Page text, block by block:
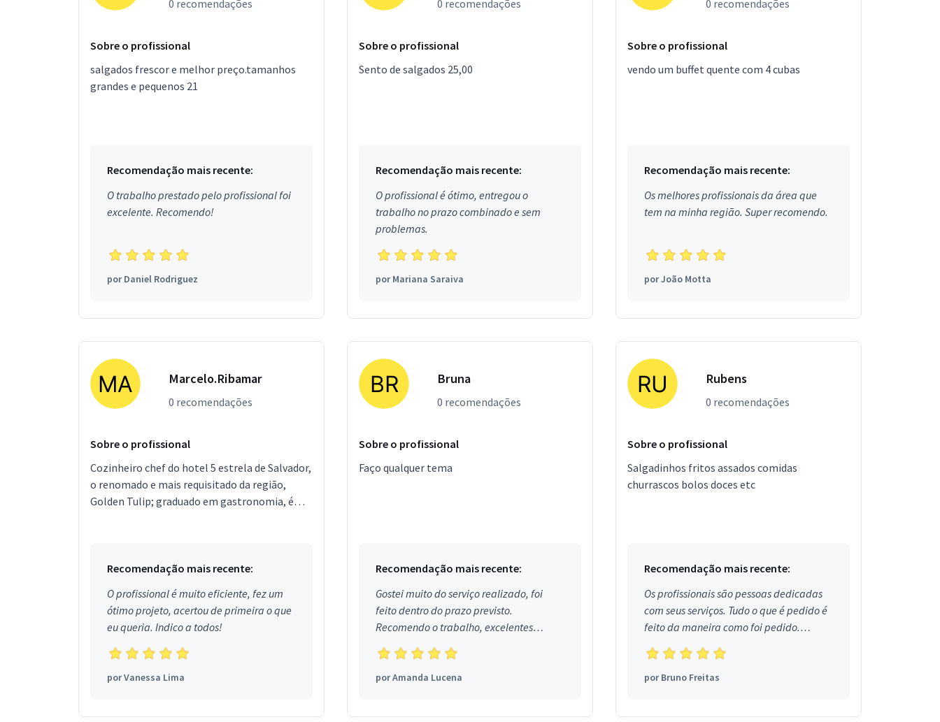
0 recomendações
Sobre o profissional
salgados frescor e melhor preço.tamanhos
grandes e pequenos 21
Recomendação mais recente:
O trabalho prestado pelo profissional foi
excelente. Recomendo!
porDaniel Rodriguez
0 recomendações
Sobre o profissional
Sento de salgados 25,00
Recomendação mais recente:
O profissional é ótimo, entregou o
trabalho no prazo combinado e sem
problemas.
porMariana Saraiva
0 recomendações
Sobre o profissional
vendo um buffet quente com 4 cubas
Recomendação mais recente:
Os melhores profissionais da área que
tem na minha região. Super recomendo.
porJoão Motta
Marcelo.Ribamar
0 recomendações
Sobre o profissional
Cozinheiro chef do hotel 5 estrela de Salvador,
o renomado e mais requisitado da região,
Golden Tulip; graduado em gastronomia, é
Recomendação mais recente:
O profissional é muito eficiente, fez um
ótimo projeto, acertou de primeira o que
eu queria. Indico a todos!
porVanessa Lima
Bruna
0 recomendações
Sobre o profissional
Faço qualquer tema
Recomendação mais recente:
Gostei muito do serviço realizado, foi
feito dentro do prazo previsto.
Recomendo o trabalho, excelentes
profissionais.
porAmanda Lucena
Rubens
0 recomendações
Sobre o profissional
Salgadinhos fritos assados comidas
churrascos bolos doces etc
Recomendação mais recente:
Os profissionais são pessoas dedicadas
com seus serviços. Tudo o que é pedido é
feito da maneira como foi pedido.
Aprovado!
porBruno Freitas